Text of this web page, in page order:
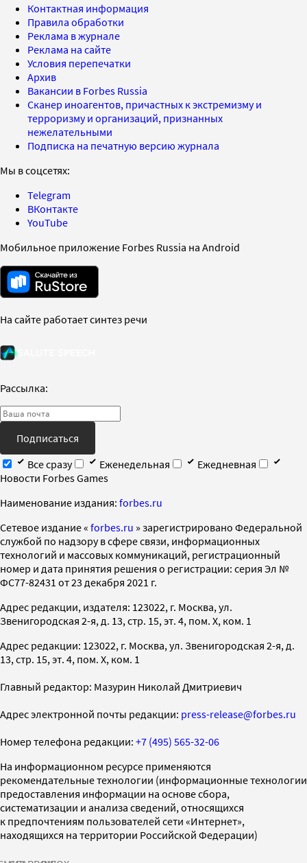
Контактная информация
Правила обработки
Реклама в журнале
Реклама на сайте
Условия перепечатки
Архив
Вакансии в Forbes Russia
Сканер иноагентов, причастных к экстремизму и
терроризму и организаций, признанных
нежелательными
Подписка на печатную версию журнала
Мы в соцсетях:
Telegram
ВКонтакте
YouTube
Мобильное приложение Forbes Russia на Android
На сайте работает синтез речи
Рассылка:
Подписаться
Все сразу
Еженедельная
Ежедневная
Новости Forbes Games
Наименование издания: forbes.ru
Cетевое издание « forbes.ru » зарегистрировано Федеральной
службой по надзору в сфере связи, информационных
технологий и массовых коммуникаций, регистрационный
номер и дата принятия решения о регистрации: серия Эл №
ФС77-82431 от 23 декабря 2021 г.
Адрес редакции, издателя: 123022, г. Москва, ул.
Звенигородская 2-я, д. 13, стр. 15, эт. 4, пом. X, ком. 1
Адрес редакции: 123022, г. Москва, ул. Звенигородская 2-я, д.
13, стр. 15, эт. 4, пом. X, ком. 1
Главный редактор: Мазурин Николай Дмитриевич
Адрес электронной почты редакции: press-release@forbes.ru
Номер телефона редакции: +7 (495) 565-32-06
На информационном ресурсе применяются
рекомендательные технологии (информационные технологии
предоставления информации на основе сбора,
систематизации и анализа сведений, относящихся
к предпочтениям пользователей сети «Интернет»,
находящихся на территории Российской Федерации)